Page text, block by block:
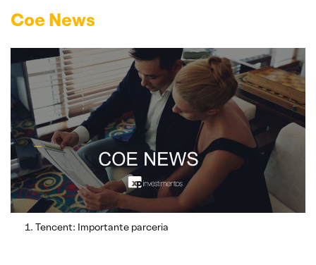
Coe News
Tencent: Importante parceria